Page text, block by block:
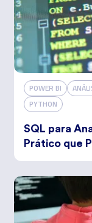
POWER BI
PYTHON
SQL para
Prático que